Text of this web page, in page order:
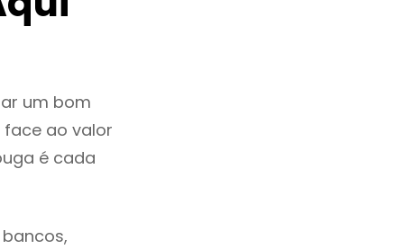
um bom
ao valor
é cada